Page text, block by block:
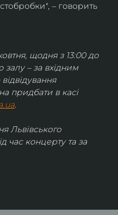
– говорить
щодня з 13:00 до
залу – за вхідним
придбати в касі
.
Львівського
час концерту та за